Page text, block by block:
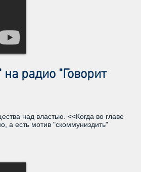
радио "Говорит
над властью. <<Когда во главе
а есть мотив "скоммуниздить"